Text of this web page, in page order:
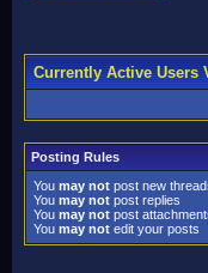
Currently Active
Posting Rules
You may not post new
You may not post replies
You may not post
You may not edit your posts